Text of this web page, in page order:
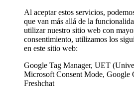
Al aceptar estos servicios,
que van más allá de la
utilizar nuestro sitio web con
consentimiento, utilizamos los
en este sitio web:
Google Tag Manager, UET
Microsoft Consent Mode, Google
Freshchat